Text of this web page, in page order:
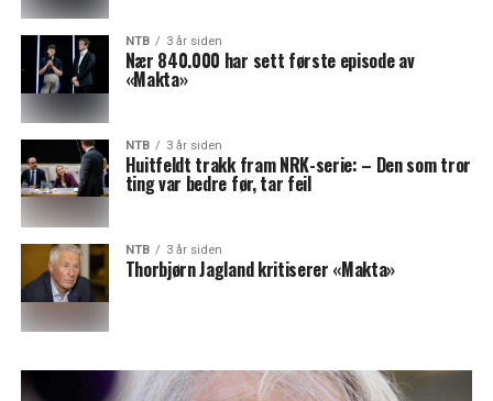
NTB 3 år siden
Nær 840.000 har sett første episode av
«Makta»
NTB 3 år siden
Huitfeldt trakk fram NRK-serie: – Den som tror
ting var bedre før, tar feil
NTB 3 år siden
Thorbjørn Jagland kritiserer «Makta»